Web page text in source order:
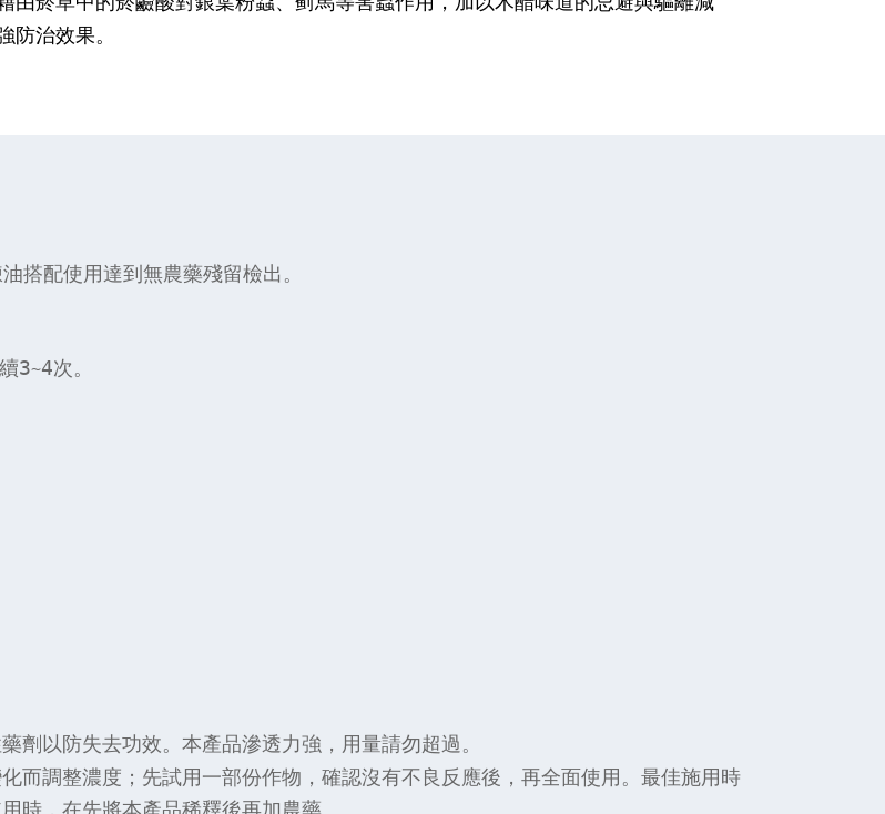
防治效果。
配使用達到無農藥殘留檢出。
3~4次。
劑以防失去功效。本產品滲透力強，用量請勿超過。
而調整濃度；先試用一部份作物，確認沒有不良反應後，再全面使用。最佳施用時
時，在先將本產品稀釋後再加農藥。